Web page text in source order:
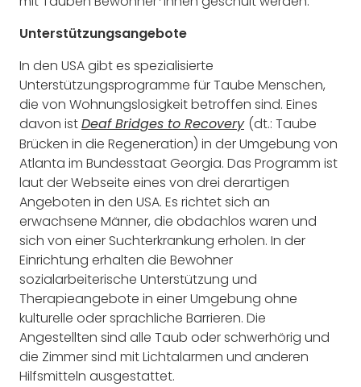
Unterstützungsangebote
In den USA gibt es spezialisierte
Unterstützungsprogramme für Taube Menschen,
die von Wohnungslosigkeit betroffen sind. Eines
davon ist Deaf Bridges to Recovery (dt.: Taube
Brücken in die Regeneration) in der Umgebung von
Atlanta im Bundesstaat Georgia. Das Programm ist
laut der Webseite eines von drei derartigen
Angeboten in den USA. Es richtet sich an
erwachsene Männer, die obdachlos waren und
sich von einer Suchterkrankung erholen. In der
Einrichtung erhalten die Bewohner
sozialarbeiterische Unterstützung und
Therapieangebote in einer Umgebung ohne
kulturelle oder sprachliche Barrieren. Die
Angestellten sind alle Taub oder schwerhörig und
die Zimmer sind mit Lichtalarmen und anderen
Hilfsmitteln ausgestattet.